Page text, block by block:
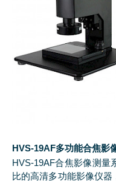
HVS-19AF多功能合焦影
HVS-19AF合焦影像测量
比的高清多功能影像仪